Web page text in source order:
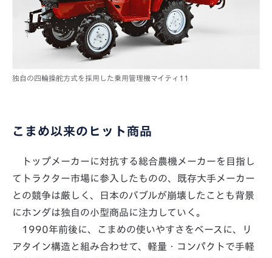
独自の四輪操舵方式を採用した乗用管理機マイティ11
こまめ以来のヒット商品
トップメーカーに対抗する総合農機メーカーを目指し
てトラクター市場に参入したものの、既存大手メーカー
との競争は厳しく、日本のバブルが崩壊したことも背景
にホンダは独自の小型商品に注力していく。
1990年前後に、こまめの使いやすさをベースに、リ
アタイン構造と組み合わせて、軽量・コンパクトで手軽